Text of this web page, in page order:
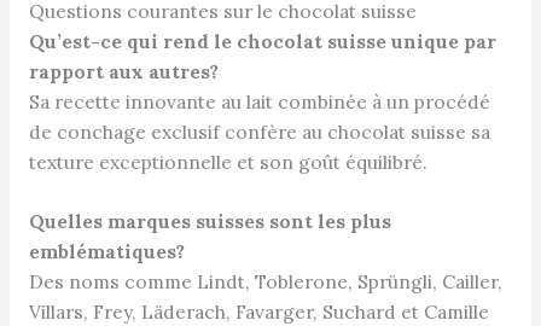
Questions courantes sur le chocolat suisse
Qu’est-ce qui rend le chocolat suisse unique par
rapport aux autres?
Sa recette innovante au lait combinée à un procédé
de conchage exclusif confère au chocolat suisse sa
texture exceptionnelle et son goût équilibré.
Quelles marques suisses sont les plus
emblématiques?
Des noms comme Lindt, Toblerone, Sprüngli, Cailler,
Villars, Frey, Läderach, Favarger, Suchard et Camille